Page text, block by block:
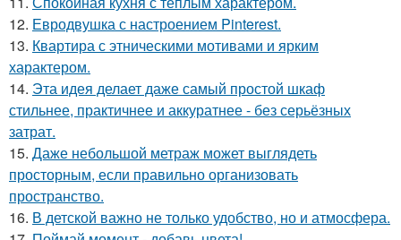
12. Евродвушка с настроением Pinterest.
13. Квартира с этническими мотивами и ярким
характером.
14. Эта идея делает даже самый простой шкаф
стильнее, практичнее и аккуратнее - без серьёзных
затрат.
15. Даже небольшой метраж может выглядеть
просторным, если правильно организовать
пространство.
16. В детской важно не только удобство, но и атмосфера.